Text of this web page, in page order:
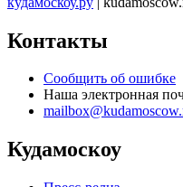
Контакты
Сообщить об ошибке
Наша электронная
Кудамоскоу